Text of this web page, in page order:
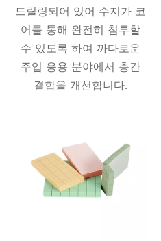
드릴링되어 있어 수지가 코
어를 통해 완전히 침투할
수 있도록 하여 까다로운
주입 응용 분야에서 층간
결합을 개선합니다.